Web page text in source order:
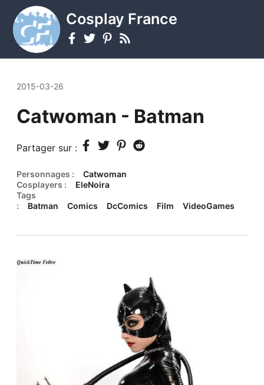
Cosplay France
2015-03-26
Catwoman - Batman
Partager sur :
Personnages :
Catwoman
Cosplayers :
EleNoira
Tags
:
Batman Comics DcComics Film VideoGames